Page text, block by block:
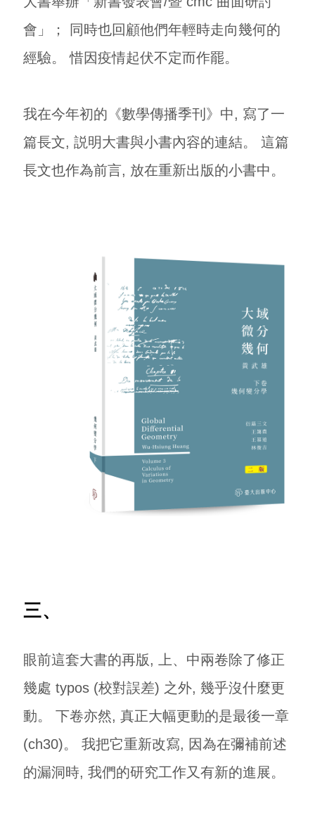
會」； 同時也回顧他們年輕時走向幾何的
經驗。 惜因疫情起伏不定而作罷。
我在今年初的《數學傳播季刊》中, 寫了一
篇長文, 説明大書與小書內容的連結。 這篇
長文也作為前言, 放在重新出版的小書中。
三、
眼前這套大書的再版, 上、中兩卷除了修正
幾處 typos (校對誤差) 之外, 幾乎沒什麼更
動。 下卷亦然, 真正大幅更動的是最後一章
(ch30)。 我把它重新改寫, 因為在彌補前述
的漏洞時, 我們的研究工作又有新的進展。